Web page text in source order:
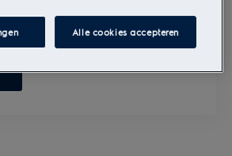
Alle cookies accepteren